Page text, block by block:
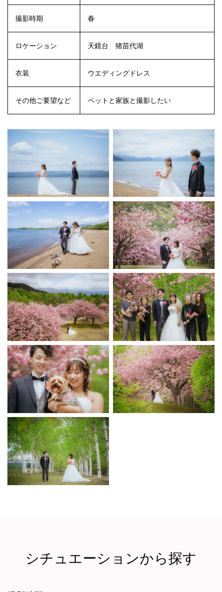
撮影時期 春
ロケーション 天鏡台 猪苗代湖
衣装 ウエディングドレス
その他ご要望など ペットと家族と撮影したい
シチュエーションから探す